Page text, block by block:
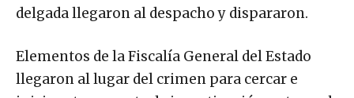
delgada llegaron al despacho y dispararon.
Elementos de la Fiscalía General del Estado
llegaron al lugar del crimen para cercar e